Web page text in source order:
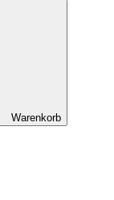
Warenkorb